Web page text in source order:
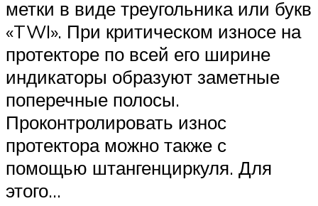
метки в виде треугольника или букв
«TWI». При критическом износе на
протекторе по всей его ширине
индикаторы образуют заметные
поперечные полосы.
Проконтролировать износ
протектора можно также с
помощью штангенциркуля. Для
этого…